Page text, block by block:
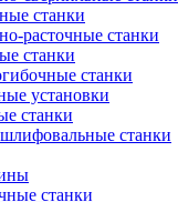
станки
расточные станки
станки
станки
установки
станки
станки
станки